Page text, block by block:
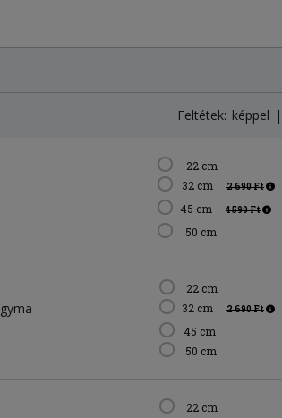
Feltétek: képpel
22 cm
32 cm 2 690 Ft
45 cm 4 590 Ft
50 cm
22 cm
32 cm 2 690 Ft
45 cm
50 cm
22 cm